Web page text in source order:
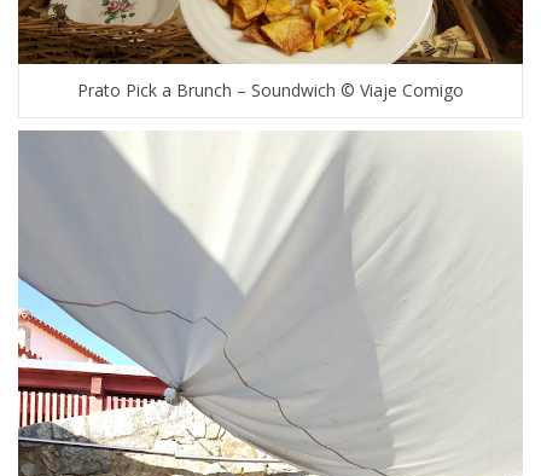
Prato Pick a Brunch – Soundwich © Viaje Comigo